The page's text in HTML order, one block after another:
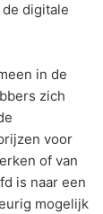
digitale
in de
zich
voor
of van
is naar een
mogelijk